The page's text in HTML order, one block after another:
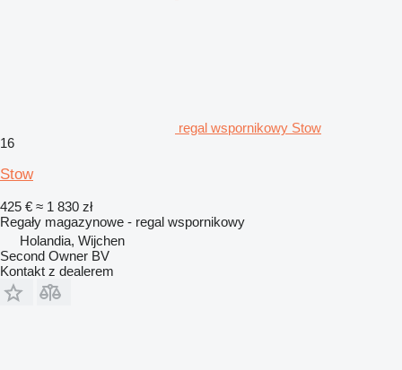
regal wspornikowy Stow
16
Stow
425 € ≈ 1 830 zł
Regały magazynowe - regal wspornikowy
Holandia, Wijchen
Second Owner BV
Kontakt z dealerem